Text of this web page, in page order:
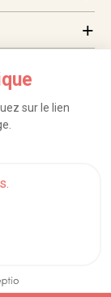
sur le lien
des données